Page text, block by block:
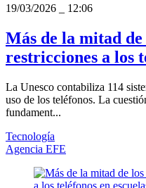
19/03/2026
12:06
Más de la mitad de
restricciones a los
La Unesco contabiliza 114
uso de los teléfonos. La
fundament...
Tecnología
Agencia EFE